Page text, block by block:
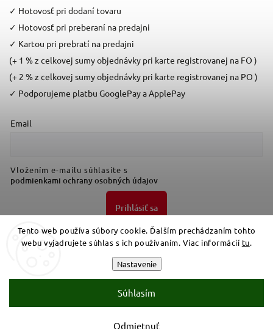
Tento web používa súbory cookie. Ďalším prechádzaním tohto
webu vyjadrujete súhlas s ich používaním. Viac informácií tu.
Nastavenie
Odmietnuť
Súhlasím
✓ Hotovosť pri dodaní tovaru
✓ Hotovosť pri preberaní na predajni
✓ Kartou pri prebratí na predajni
(+ 1 % z celkovej sumy objednávky pri karte registrovanej na FO )
(+ 2 % z celkovej sumy objednávky pri karte registrovanej na PO )
✓ Podporujeme platbu GooglePay a ApplePay
Email
Vložením e-mailu súhlasíte s
podmienkami ochrany osobných údajov
Prihlásiť sa
Copyright 2026Bresttrade. Všetky práva vyhradené.